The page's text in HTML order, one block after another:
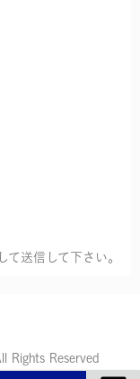
送信して下さい。
Rights Reserved